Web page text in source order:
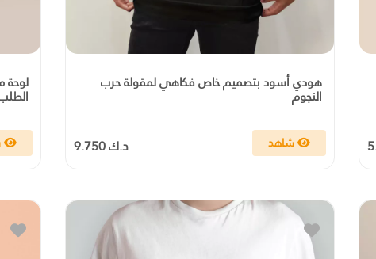
هودي أسود بتصميم خاص فكاهي لمقولة حرب
النجوم
د.ك 9.750 شاهد
لوحة